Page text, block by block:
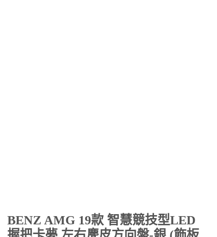
BENZ AMG 19款 智慧競技型LED